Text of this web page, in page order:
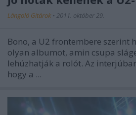
Lángoló Gitárok • 2011. október 29.
Bono, a U2 frontembere szerint
olyan albumot, amin csupa
lehúzhatják a rolót. Az
hogy a ...